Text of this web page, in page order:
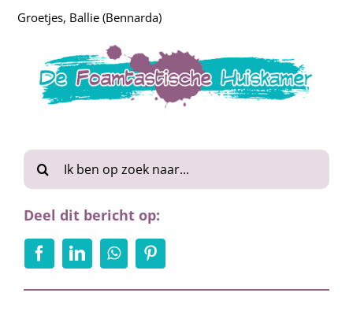
Groetjes, Ballie (Bennarda)
Zoeken
naar:
Deel dit bericht op: